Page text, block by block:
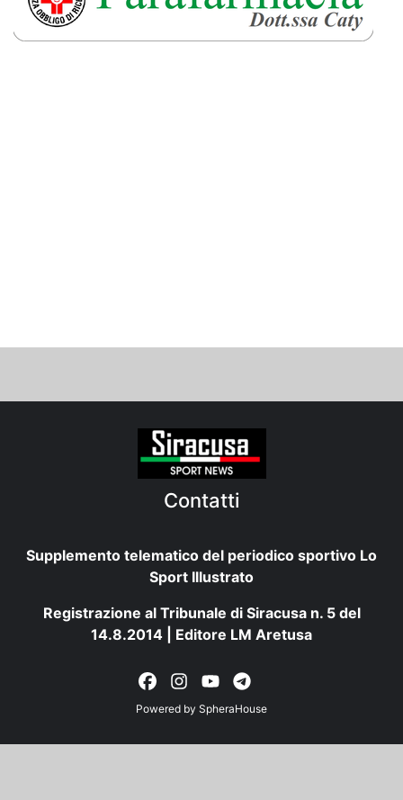
Contatti
Supplemento telematico del periodico sportivo Lo
Sport Illustrato
Registrazione al Tribunale di Siracusa n. 5 del
14.8.2014 | Editore LM Aretusa
Powered by SpheraHouse